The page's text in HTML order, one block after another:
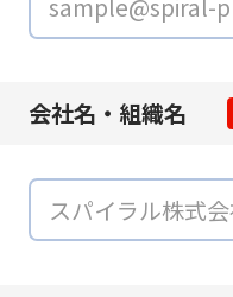
会社名・組織名